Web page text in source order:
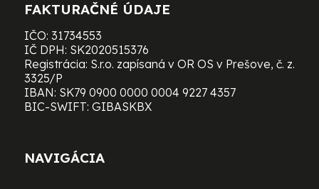
FAKTURAČNÉ ÚDAJE
IČO: 31734553
IČ DPH: SK2020515376
Registrácia: S.r.o. zapísaná v OR OS v Prešove, č. z.
3325/P
IBAN: SK79 0900 0000 0004 9227 4357
BIC-SWIFT: GIBASKBX
NAVIGÁCIA